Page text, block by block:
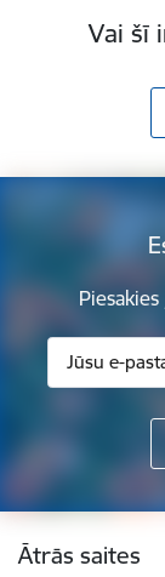
Vai šī
Kājene
Ātrās saites